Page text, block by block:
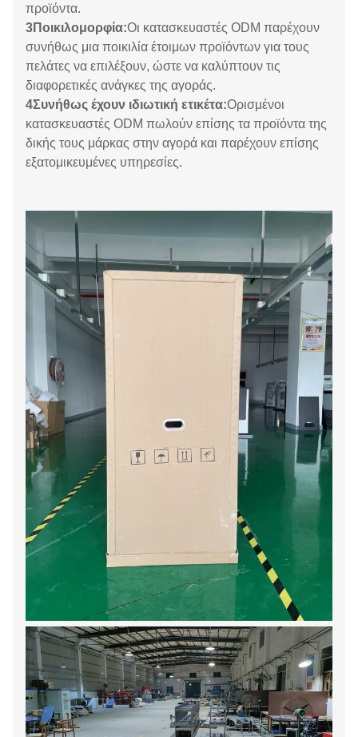
προϊόντα.
3Ποικιλομορφία:Οι κατασκευαστές ODM παρέχουν
συνήθως μια ποικιλία έτοιμων προϊόντων για τους
πελάτες να επιλέξουν, ώστε να καλύπτουν τις
διαφορετικές ανάγκες της αγοράς.
4Συνήθως έχουν ιδιωτική ετικέτα:Ορισμένοι
κατασκευαστές ODM πωλούν επίσης τα προϊόντα της
δικής τους μάρκας στην αγορά και παρέχουν επίσης
εξατομικευμένες υπηρεσίες.